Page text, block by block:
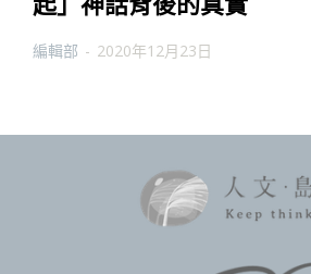
編輯部 - 2020年12月23日